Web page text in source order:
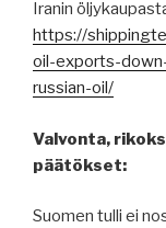
Iranin
https://
oil-exports-
russian-oil/
Valvonta,
päätökset:
Suomen tulli ei